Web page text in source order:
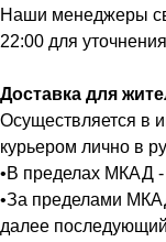
Наши менеджеры
22:00 для
Доставка для
Осуществляется в
курьером лично в
•В пределах МКАД -
•За пределами
далее